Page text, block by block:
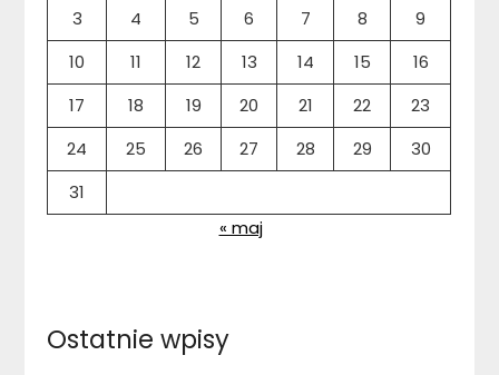
3
4 5 6 7 8
9
10
11 12 13 14 15
16
17
18 19 20 21 22
23
24
25 26 27 28 29
30
31
« maj
Ostatnie wpisy